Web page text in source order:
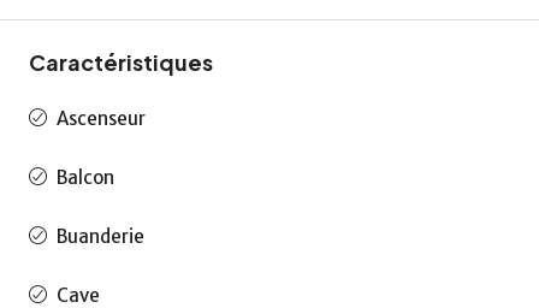
Caractéristiques
Ascenseur
Balcon
Buanderie
Cave